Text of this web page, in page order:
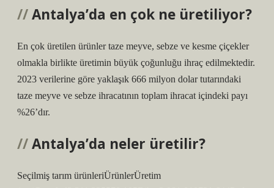
Antalya’da en çok ne üretiliyor?
En çok üretilen ürünler taze meyve, sebze ve kesme çiçekler
olmakla birlikte üretimin büyük çoğunluğu ihraç edilmektedir.
2023 verilerine göre yaklaşık 666 milyon dolar tutarındaki
taze meyve ve sebze ihracatının toplam ihracat içindeki payı
%26’dır.
Antalya’da neler üretilir?
Seçilmiş tarım ürünleriÜrünlerÜretim